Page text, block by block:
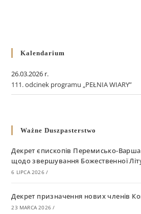
Kalendarium
26.03.2026 r.
111. odcinek programu „PEŁNIA WIARY”
Ważne Duszpasterstwo
Декрет єпископів Перемисько-
щодо звершування Божественної
6 LIPCA 2026 /
Декрет призначення нових членів
23 MARCA 2026 /